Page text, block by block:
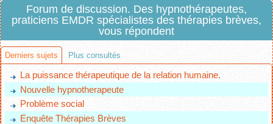
Forum de discussion. Des hypnothérapeutes,
praticiens EMDR spécialistes des thérapies brèves,
vous répondent
Derniers sujets Plus consultés
La puissance thérapeutique de la relation humaine.
Nouvelle hypnotherapeute
Problème social
Enquête Thérapies Brèves